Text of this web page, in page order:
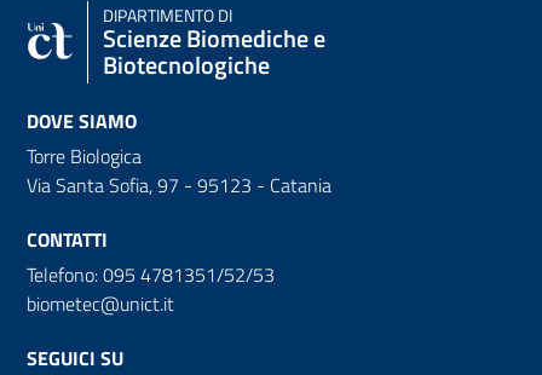
DIPARTIMENTO DI
Scienze Biomediche e
Biotecnologiche
DOVE SIAMO
Torre Biologica
Via Santa Sofia, 97 - 95123 - Catania
CONTATTI
Telefono: 095 4781351/52/53
biometec@unict.it
SEGUICI SU